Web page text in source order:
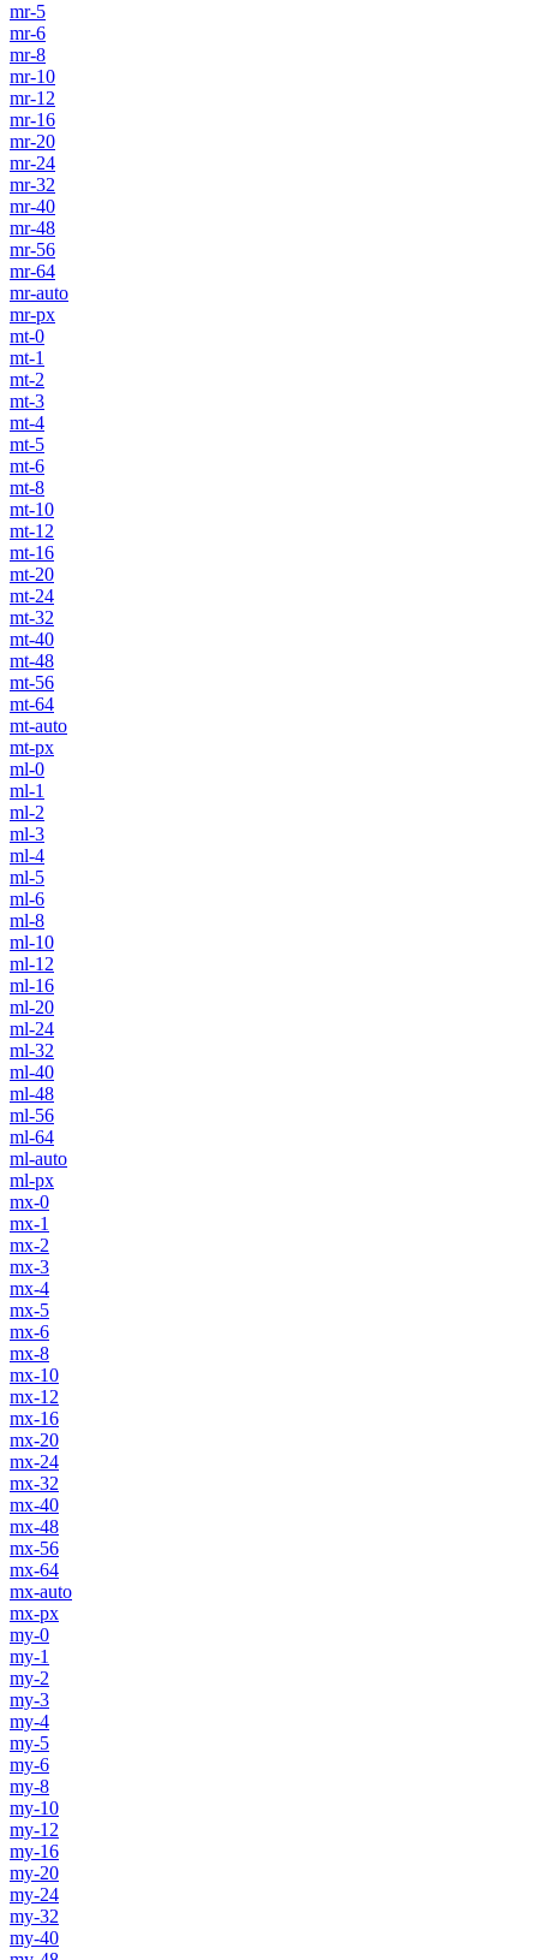
mr-5
mr-6
mr-8
mr-10
mr-12
mr-16
mr-20
mr-24
mr-32
mr-40
mr-48
mr-56
mr-64
mr-auto
mr-px
mt-0
mt-1
mt-2
mt-3
mt-4
mt-5
mt-6
mt-8
mt-10
mt-12
mt-16
mt-20
mt-24
mt-32
mt-40
mt-48
mt-56
mt-64
mt-auto
mt-px
ml-0
ml-1
ml-2
ml-3
ml-4
ml-5
ml-6
ml-8
ml-10
ml-12
ml-16
ml-20
ml-24
ml-32
ml-40
ml-48
ml-56
ml-64
ml-auto
ml-px
mx-0
mx-1
mx-2
mx-3
mx-4
mx-5
mx-6
mx-8
mx-10
mx-12
mx-16
mx-20
mx-24
mx-32
mx-40
mx-48
mx-56
mx-64
mx-auto
mx-px
my-0
my-1
my-2
my-3
my-4
my-5
my-6
my-8
my-10
my-12
my-16
my-20
my-24
my-32
my-40